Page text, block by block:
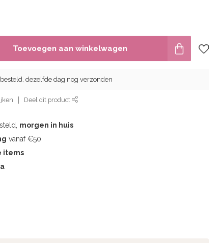
Toevoegen aan winkelwagen
dezelfde dag nog verzonden
Deel dit product
morgen in huis
vanaf €50
items